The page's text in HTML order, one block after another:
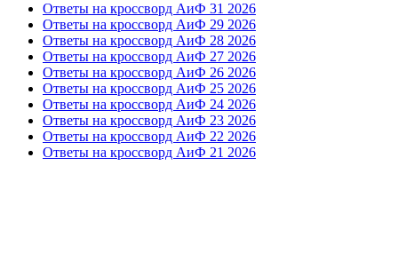
Ответы на кроссворд АиФ 31 2026
Ответы на кроссворд АиФ 29 2026
Ответы на кроссворд АиФ 28 2026
Ответы на кроссворд АиФ 27 2026
Ответы на кроссворд АиФ 26 2026
Ответы на кроссворд АиФ 25 2026
Ответы на кроссворд АиФ 24 2026
Ответы на кроссворд АиФ 23 2026
Ответы на кроссворд АиФ 22 2026
Ответы на кроссворд АиФ 21 2026